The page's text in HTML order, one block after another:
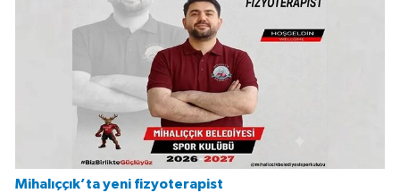
Mihalıççık’ta yeni fizyoterapist